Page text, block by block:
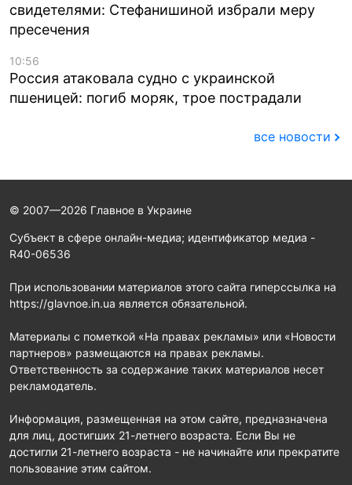
свидетелями: Стефанишиной избрали меру
пресечения
10:56
Россия атаковала судно с украинской
пшеницей: погиб моряк, трое пострадали
все новости
© 2007—2026 Главное в Украине
Субъект в сфере онлайн-медиа; идентификатор медиа -
R40-06536
При использовании материалов этого сайта гиперссылка на
https://glavnoe.in.ua является обязательной.
Материалы с пометкой «На правах рекламы» или «Новости
партнеров» размещаются на правах рекламы.
Ответственность за содержание таких материалов несет
рекламодатель.
Информация, размещенная на этом сайте, предназначена
для лиц, достигших 21-летнего возраста. Если Вы не
достигли 21-летнего возраста - не начинайте или прекратите
пользование этим сайтом.